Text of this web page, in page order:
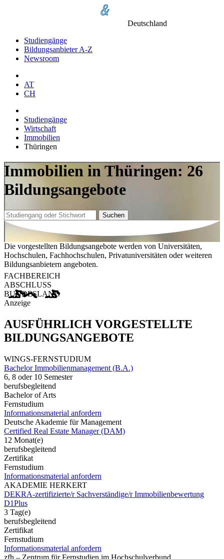
Deutschland
Studiengänge
Bildungsanbieter A-Z
Newsroom
AT
CH
Studiengänge
Wirtschaft
Immobilien
Thüringen
Immobilien in Thüringen: 26
Bildungsangebote
Suchen
Die vorgestellten Bildungsangebote werden von Universitäten,
Hochschulen, Fachhochschulen, Privatuniversitäten oder weiteren
Bildungsanbietern angeboten.
FACHBEREICH
ABSCHLUSS
BUNDESLAND
Anzeige
AUSFÜHRLICH VORGESTELLTE
BILDUNGSANGEBOTE
WINGS-FERNSTUDIUM
Bachelor Immobilienmanagement (B.A.)
6, 8 oder 10 Semester
berufsbegleitend
Bachelor of Arts
Fernstudium
Informationsmaterial anfordern
Deutsche Akademie für Management
Certified Real Estate Manager (DAM)
12 Monat(e)
berufsbegleitend
Zertifikat
Fernstudium
Informationsmaterial anfordern
AKADEMIE HERKERT
DEKRA-zertifizierte/r Sachverständige/r Immobilienbewertung
D1Plus
3 Tag(e)
berufsbegleitend
Zertifikat
Fernstudium
Informationsmaterial anfordern
zfh – Zentrum für Fernstudien im Hochschulverbund